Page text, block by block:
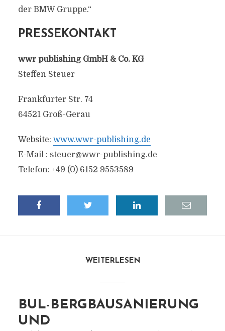
der BMW Gruppe.“
PRESSEKONTAKT
wwr publishing GmbH & Co. KG
Steffen Steuer
Frankfurter Str. 74
64521 Groß-Gerau
Website: www.wwr-publishing.de
E-Mail : steuer@wwr-publishing.de
Telefon: +49 (0) 6152 9553589
WEITERLESEN
BUL-BERGBAUSANIERUNG
UND